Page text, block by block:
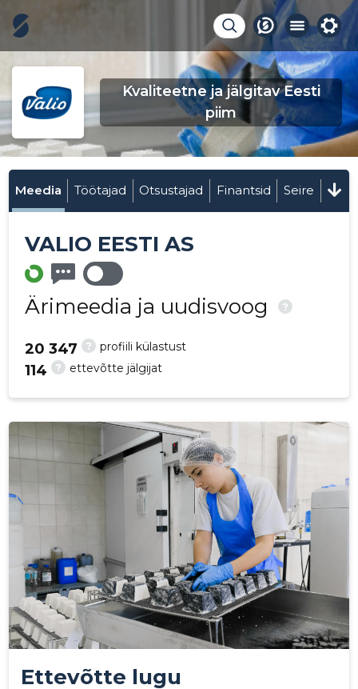
Kvaliteetne ja jälgitav Eesti
piim
Meedia Töötajad Otsustajad Finantsid Seire
VALIO EESTI AS
Ärimeedia ja uudisvoog ?
? profiili külastust
20 347
? ettevõtte jälgijat
114
Ettevõtte lugu